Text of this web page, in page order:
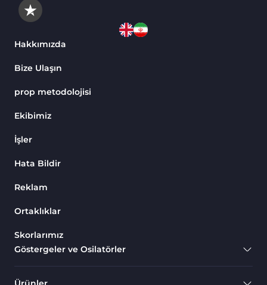
Hakkımızda
Bize Ulaşın
prop metodolojisi
Ekibimiz
İşler
Hata Bildir
Reklam
Ortaklıklar
Skorlarımız
Göstergeler ve Osilatörler